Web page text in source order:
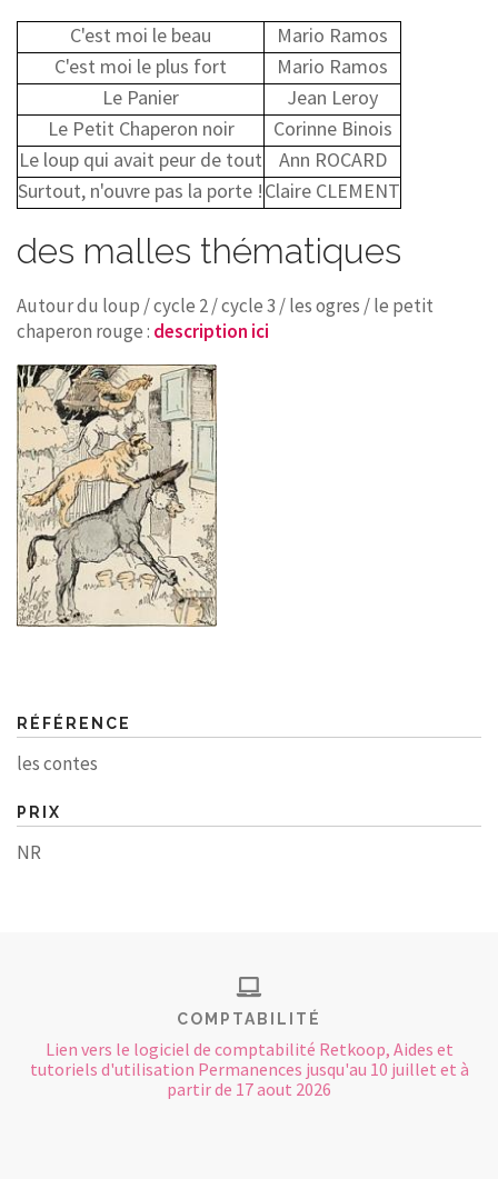
C'est moi le beau
Mario Ramos
C'est moi le plus fort
Mario Ramos
Le Panier
Jean Leroy
Le Petit Chaperon noir
Corinne Binois
Le loup qui avait peur de tout
Ann ROCARD
Surtout, n'ouvre pas la porte !Claire CLEMENT
des malles thématiques
Autour du loup / cycle 2 / cycle 3 / les ogres / le petit
chaperon rouge : description ici
RÉFÉRENCE
les contes
PRIX
NR
COMPTABILITÉ
Lien vers le logiciel de comptabilité Retkoop, Aides et
tutoriels d'utilisation Permanences jusqu'au 10 juillet et à
partir de 17 aout 2026